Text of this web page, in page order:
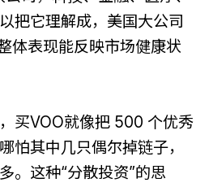
把它理解成，美国大公司
体表现能反映市场健康状
买VOO就像把 500 个优秀
怕其中几只偶尔掉链子，
。这种“分散投资”的思